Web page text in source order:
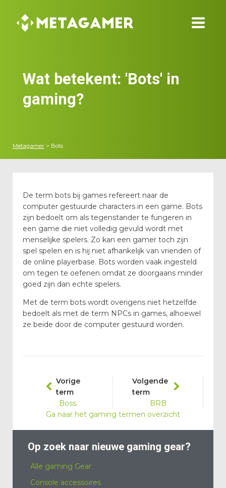
Wat betekent: 'Bots' in
gaming?
Metagamer > Bots
De term bots bij games refereert naar de
computer gestuurde characters in een game. Bots
zijn bedoelt om als tegenstander te fungeren in
een game die niet volledig gevuld wordt met
menselijke spelers. Zo kan een gamer toch zijn
spel spelen en is hij niet afhankelijk van vrienden of
de online playerbase. Bots worden vaak ingesteld
om tegen te oefenen omdat ze doorgaans minder
goed zijn dan echte spelers.
Met de term bots wordt overigens niet hetzelfde
bedoelt als met de term NPCs in games, alhoewel
ze beide door de computer gestuurd worden.
Vorige
term
Boss
Volgende
term
BRB
Ga naar het gaming termen overzicht
Op zoek naar nieuwe gaming gear?
Alle gaming Gear
Console accessoires